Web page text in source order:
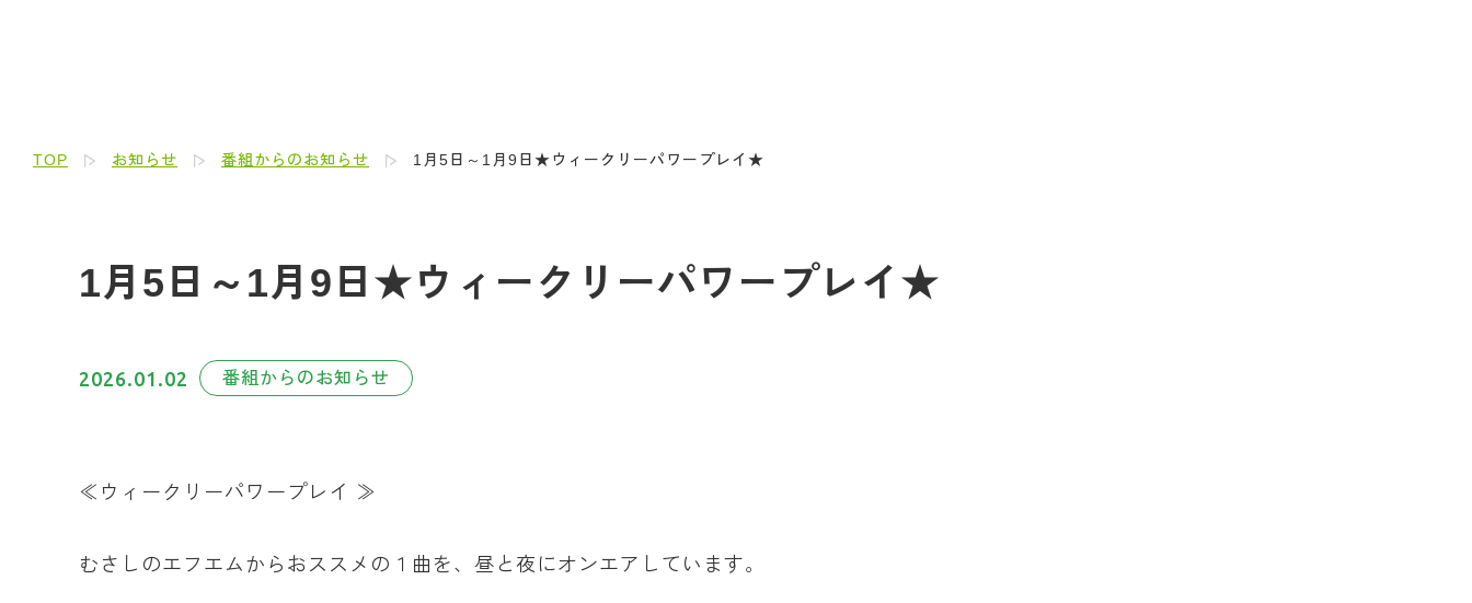
TOP お知らせ 番組からのお知らせ 1月5日～1月9日★ウィークリーパワープレイ★
1月5日～1月9日★ウィークリーパワープレイ★
2026.01.02 番組からのお知らせ
≪ウィークリーパワープレイ ≫
むさしのエフエムからおススメの１曲を、昼と夜にオンエアしています。